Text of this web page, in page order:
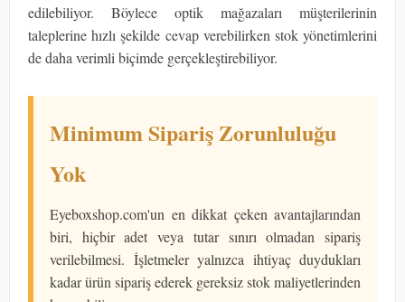
edilebiliyor. Böylece optik mağazaları müşterilerinin
taleplerine hızlı şekilde cevap verebilirken stok yönetimlerini
de daha verimli biçimde gerçekleştirebiliyor.
Minimum Sipariş Zorunluluğu
Yok
Eyeboxshop.com'un en dikkat çeken avantajlarından
biri, hiçbir adet veya tutar sınırı olmadan sipariş
verilebilmesi. İşletmeler yalnızca ihtiyaç duydukları
kadar ürün sipariş ederek gereksiz stok maliyetlerinden